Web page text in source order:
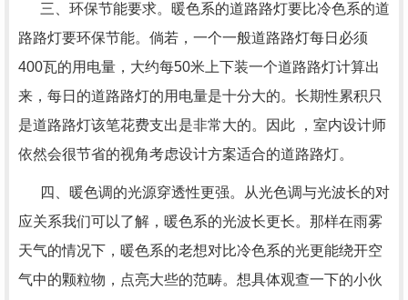
三、环保节能要求。暖色系的道路路灯要比冷色系的道
路路灯要环保节能。倘若，一个一般道路路灯每日必须
400瓦的用电量，大约每50米上下装一个道路路灯计算出
来，每日的道路路灯的用电量是十分大的。长期性累积只
是道路路灯该笔花费支出是非常大的。因此 ，室内设计师
依然会很节省的视角考虑设计方案适合的道路路灯。
四、暖色调的光源穿透性更强。从光色调与光波长的对
应关系我们可以了解，暖色系的光波长更长。那样在雨雾
天气的情况下，暖色系的老想对比冷色系的光更能绕开空
气中的颗粒物，点亮大些的范畴。想具体观查一下的小伙